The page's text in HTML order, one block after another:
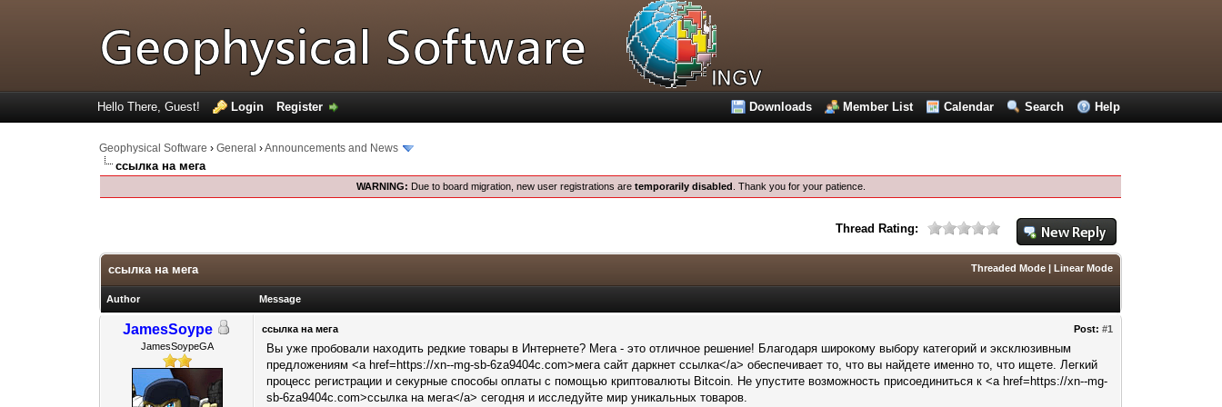
Downloads Member List Calendar Search Help
Hello There, Guest! Login Register
Geophysical Software ›General ›Announcements and News
ссылка на мега
WARNING: Due to board migration, new user registrations are temporarily disabled . Thank you for your patience.
Thread Rating:
Threaded Mode |Linear Mode
ссылка на мега
Author Message
JamesSoype
JamesSoypeGA
Post:#1
ссылка на мега
Вы уже пробовали находить редкие товары в Интернете? Мега - это отличное решение! Благодаря широкому выбору категорий и эксклюзивным
предложениям <a href=https://xn--mg-sb-6za9404c.com>мега сайт даркнет ссылка</a> обеспечивает то, что вы найдете именно то, что ищете. Легкий
процесс регистрации и секурные способы оплаты с помощью криптовалюты Bitcoin. Не упустите возможность присоединиться к <a href=https://xn--mg-
sb-6za9404c.com>ссылка на мега</a> сегодня и исследуйте мир уникальных товаров.